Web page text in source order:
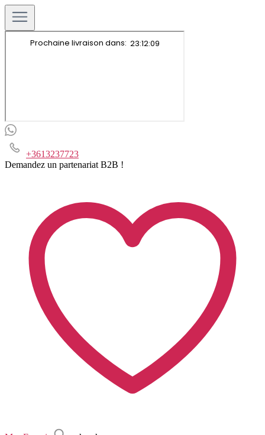
+3613237723
Demandez un partenariat B2B !